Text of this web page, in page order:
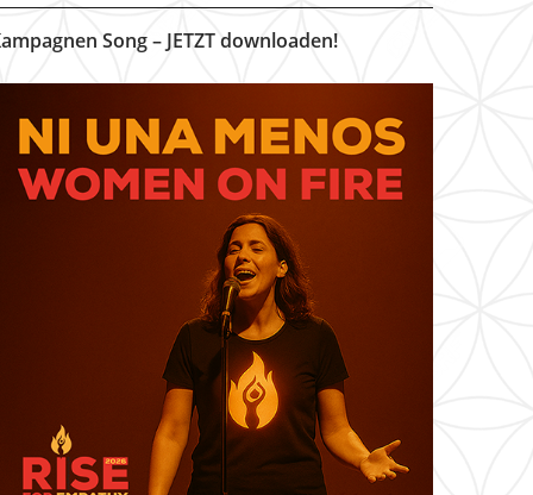
Song – JETZT downloaden!